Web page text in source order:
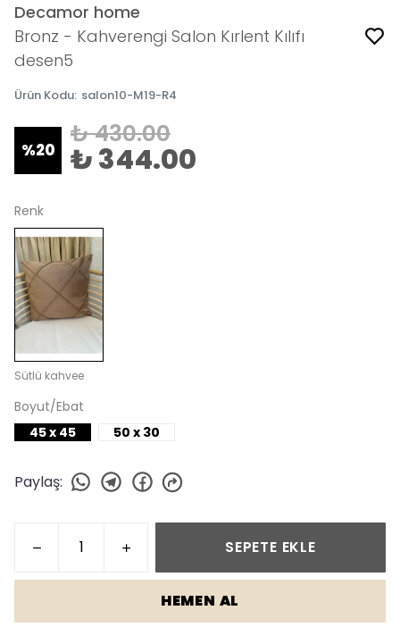
Decamor home
Bronz - Kahverengi Salon Kırlent Kılıfı
desen5
Ürün Kodu: salon10-M19-R4
%20
₺ 430.00
₺ 344.00
Renk
Sütlü kahvee
Boyut/Ebat
45 x 45
50 x 30
Paylaş:
SEPETE EKLE
HEMEN AL